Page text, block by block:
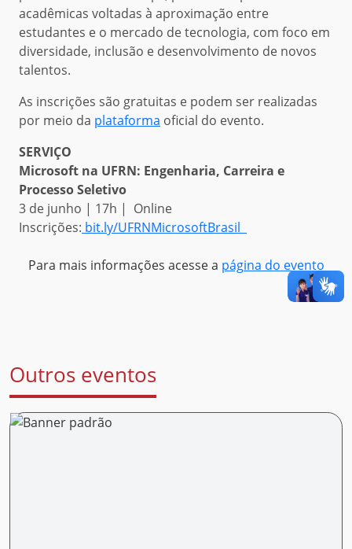
acadêmicas voltadas à aproximação entre
estudantes e o mercado de tecnologia, com foco em
diversidade, inclusão e desenvolvimento de novos
talentos.
As inscrições são gratuitas e podem ser realizadas
por meio da plataforma oficial do evento.
SERVIÇO
Microsoft na UFRN: Engenharia, Carreira e
Processo Seletivo
3 de junho | 17h | Online
Inscrições: bit.ly/UFRNMicrosoftBrasil
Para mais informações acesse a página do evento
Outros eventos